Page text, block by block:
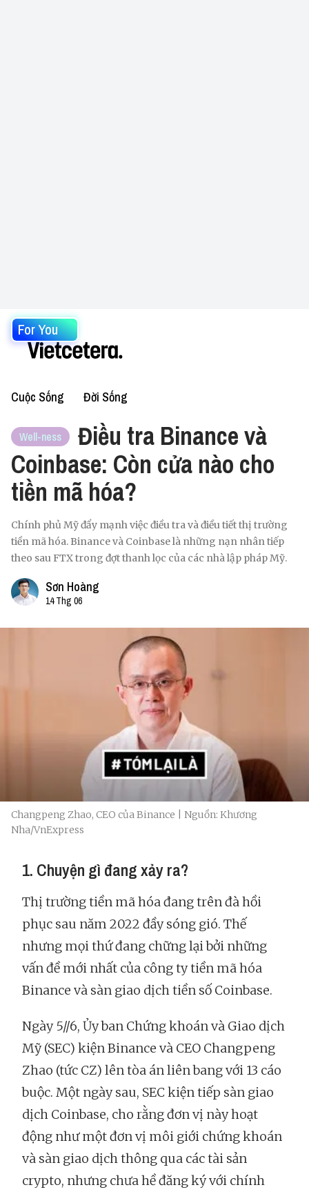
For You
Cuộc Sống Đời Sống
Well-ness
Điều tra Binance và
Coinbase: Còn cửa nào cho
tiền mã hóa?
Chính phủ Mỹ đẩy mạnh việc điều tra và điều tiết thị trường
tiền mã hóa. Binance và Coinbase là những nạn nhân tiếp
theo sau FTX trong đợt thanh lọc của các nhà lập pháp Mỹ.
Sơn Hoàng
14 Thg 06
Changpeng Zhao, CEO của Binance | Nguồn: Khương
Nha/VnExpress
1. Chuyện gì đang xảy ra?
Thị trường tiền mã hóa đang trên đà hồi
phục sau năm 2022 đầy sóng gió. Thế
nhưng mọi thứ đang chững lại bởi những
vấn đề mới nhất của công ty tiền mã hóa
Binance và sàn giao dịch tiền số Coinbase.
Ngày 5//6, Ủy ban Chứng khoán và Giao dịch
Mỹ (SEC) kiện Binance và CEO Changpeng
Zhao (tức CZ) lên tòa án liên bang với 13 cáo
buộc. Một ngày sau, SEC kiện tiếp sàn giao
dịch Coinbase, cho rằng đơn vị này hoạt
động như một đơn vị môi giới chứng khoán
và sàn giao dịch thông qua các tài sản
crypto, nhưng chưa hề đăng ký với chính